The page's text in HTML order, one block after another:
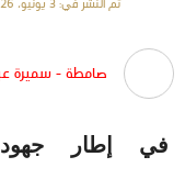
صامطة - سميرة
في إطار